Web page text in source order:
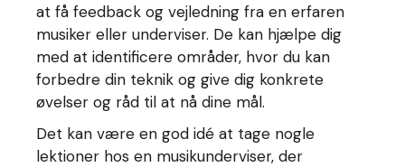
at få feedback og vejledning fra en erfaren
musiker eller underviser. De kan hjælpe dig
med at identificere områder, hvor du kan
forbedre din teknik og give dig konkrete
øvelser og råd til at nå dine mål.
Det kan være en god idé at tage nogle
lektioner hos en musikunderviser, der